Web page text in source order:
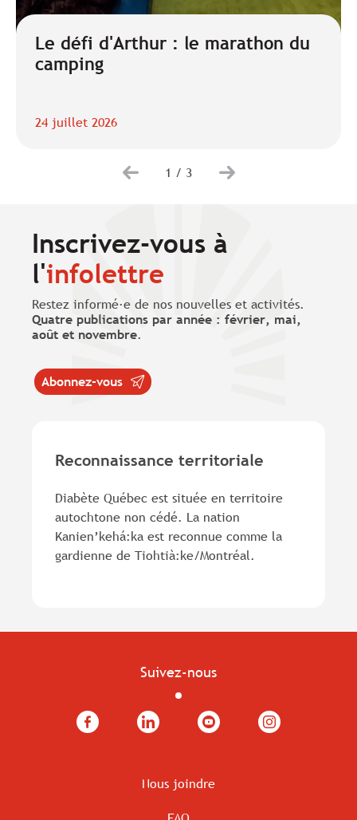
Le défi d'Arthur : le marathon du
camping
24 juillet 2026
1 / 3
Inscrivez-vous à
l'infolettre
Restez informé·e de nos nouvelles et activités.
Quatre publications par année : février, mai,
août et novembre.
Abonnez-vous
Reconnaissance territoriale
Diabète Québec est située en territoire
autochtone non cédé. La nation
Kanien’kehá:ka est reconnue comme la
gardienne de Tiohtià:ke/Montréal.
Suivez-nous
Facebook LinkedIn YouTube Instagram
Nous joindre